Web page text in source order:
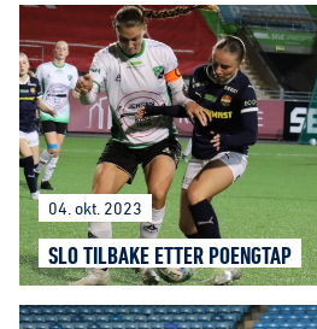
04. okt. 2023
SLO TILBAKE ETTER POENGTAP